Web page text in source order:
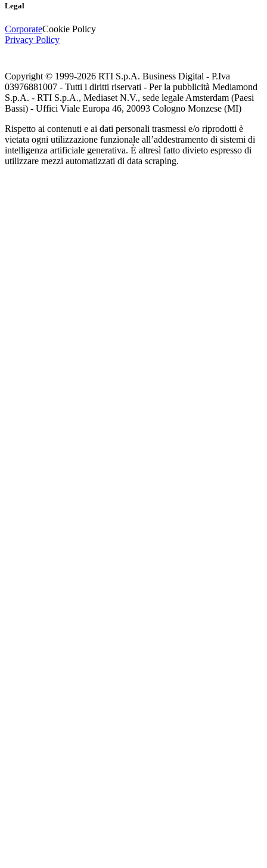
Legal
CorporateCookie Policy
Privacy Policy
Copyright © 1999-2026 RTI S.p.A. Business Digital - P.Iva
03976881007 - Tutti i diritti riservati - Per la pubblicità Mediamond
S.p.A. - RTI S.p.A., Mediaset N.V., sede legale Amsterdam (Paesi
Bassi) - Uffici Viale Europa 46, 20093 Cologno Monzese (MI)
Rispetto ai contenuti e ai dati personali trasmessi e/o riprodotti è
vietata ogni utilizzazione funzionale all’addestramento di sistemi di
intelligenza artificiale generativa. È altresì fatto divieto espresso di
utilizzare mezzi automatizzati di data scraping.